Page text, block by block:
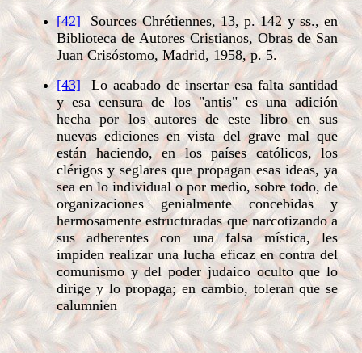
[42] Sources Chrétiennes, 13, p. 142 y ss., en
Biblioteca de Autores Cristianos, Obras de San
Juan Crisóstomo, Madrid, 1958, p. 5.
[43] Lo acabado de insertar esa falta santidad
y esa censura de los "antis" es una adición
hecha por los autores de este libro en sus
nuevas ediciones en vista del grave mal que
están haciendo, en los países católicos, los
clérigos y seglares que propagan esas ideas, ya
sea en lo individual o por medio, sobre todo, de
organizaciones genialmente concebidas y
hermosamente estructuradas que narcotizando a
sus adherentes con una falsa mística, les
impiden realizar una lucha eficaz en contra del
comunismo y del poder judaico oculto que lo
dirige y lo propaga; en cambio, toleran que se
calumnien